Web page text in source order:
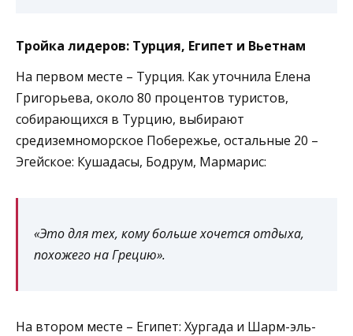
Тройка лидеров: Турция, Египет и Вьетнам
На первом месте – Турция. Как уточнила Елена
Григорьева, около 80 процентов туристов,
собирающихся в Турцию, выбирают
средиземноморское Побережье, остальные 20 –
Эгейское: Кушадасы, Бодрум, Мармарис:
«Это для тех, кому больше хочется отдыха,
похожего на Грецию».
На втором месте – Египет: Хургада и Шарм-эль-